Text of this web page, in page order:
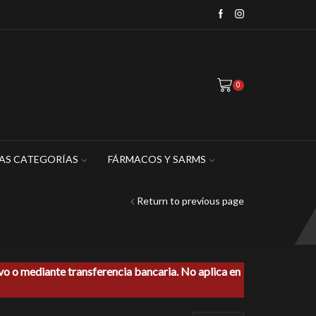
0
CATEGORÍAS FÁRMACOS Y SARMS
Return to previous page
o mediante transferencia bancaria. No aplica en